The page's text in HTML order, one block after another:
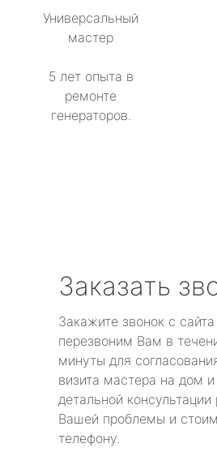
Универсальный
мастер
5 лет опыта в
ремонте
генераторов.
Заказать
Закажите звонок с
перезвоним Вам в
минуты для
визита мастера на дом
детальной
Вашей проблемы и
телефону.